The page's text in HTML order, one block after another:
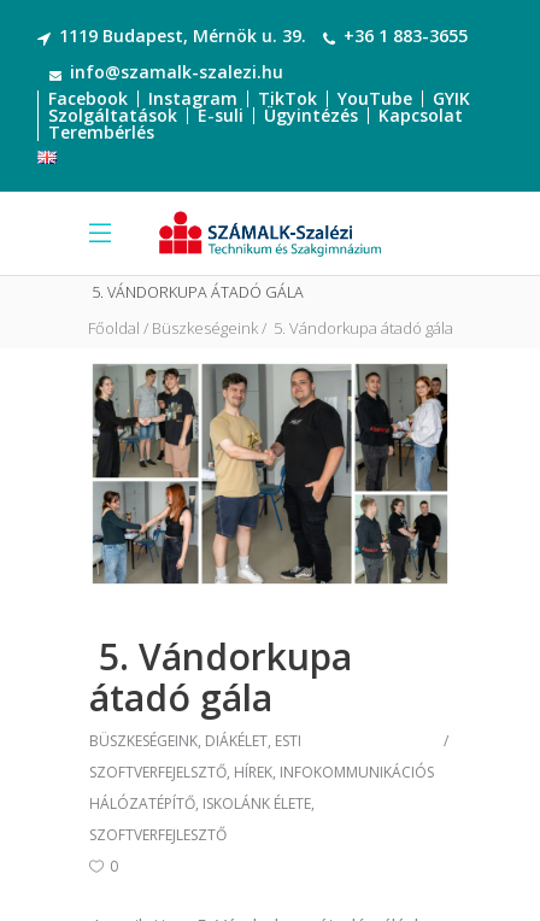
1119 Budapest, Mérnök u. 39.
+36 1 883-3655
info@szamalk-szalezi.hu
Facebook
Instagram TikTok YouTube GYIK
Szolgáltatások E-suli Ügyintézés Kapcsolat
Terembérlés
5. VÁNDORKUPA ÁTADÓ GÁLA
Főoldal Büszkeségeink 5. Vándorkupa átadó gála
5. Vándorkupa
átadó gála
BÜSZKESÉGEINK, DIÁKÉLET, ESTI
SZOFTVERFEJELSZTŐ, HÍREK, INFOKOMMUNIKÁCIÓS
HÁLÓZATÉPÍTŐ, ISKOLÁNK ÉLETE,
SZOFTVERFEJLESZTŐ
0